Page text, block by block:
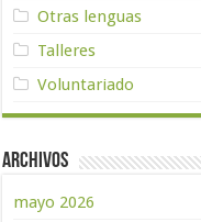
Otras lenguas
Talleres
Voluntariado
Archivos
mayo 2026